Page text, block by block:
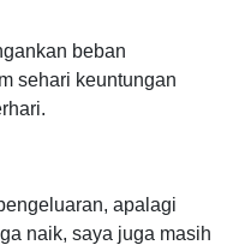
beban
sehari keuntungan
apalagi
naik, saya juga masih